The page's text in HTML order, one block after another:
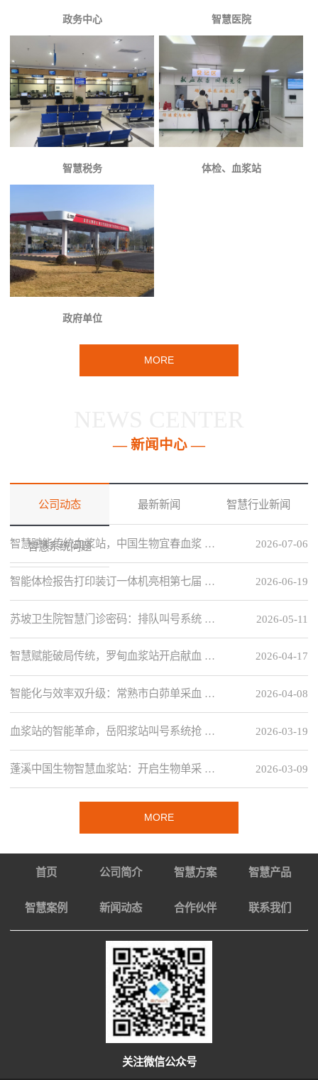
政务中心 智慧医院
智慧税务 体检、血浆站
政府单位
MORE
— 新闻中心 —
公司动态 最新新闻 智慧行业新闻
智慧系统问题 2026-07-06
智慧赋能传统血浆站，中国生物宜春血浆 …
2026-06-19
智能体检报告打印装订一体机亮相第七届 …
2026-05-11
苏坡卫生院智慧门诊密码：排队叫号系统 …
2026-04-17
智慧赋能破局传统，罗甸血浆站开启献血 …
2026-04-08
智能化与效率双升级：常熟市白茆单采血 …
2026-03-19
血浆站的智能革命，岳阳浆站叫号系统抢 …
2026-03-09
蓬溪中国生物智慧血浆站：开启生物单采 …
MORE
首页 公司简介 智慧方案 智慧产品
智慧案例 新闻动态 合作伙伴 联系我们
关注微信公众号